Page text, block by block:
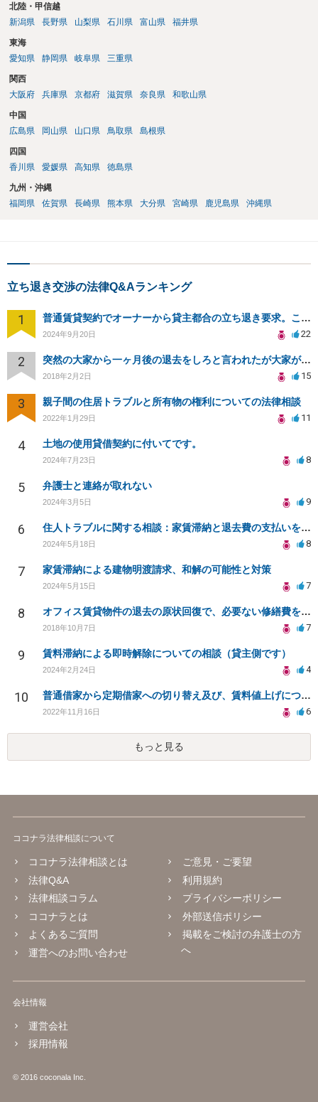
北陸・甲信越
新潟県
長野県 山梨県 石川県 富山県 福井県
東海
愛知県
静岡県 岐阜県 三重県
関西
大阪府
兵庫県 京都府 滋賀県 奈良県 和歌山県
中国
広島県
岡山県 山口県 鳥取県 島根県
四国
香川県
愛媛県 高知県 徳島県
九州・沖縄
福岡県
佐賀県 長崎県 熊本県 大分県 宮崎県 鹿児島県 沖縄県
立ち退き交渉の法律Q&Aランキング
1 普通賃貸契約でオーナーから貸主都合の立ち退き要求。このまま住み続けるには？
2024年9月20日 22
2 突然の大家から一ヶ月後の退去をしろと言われたが大家が損害請求に応じない
2018年2月2日 15
3 親子間の住居トラブルと所有物の権利についての法律相談
2022年1月29日 11
4 土地の使用貸借契約に付いてです。
2024年7月23日 8
5 弁護士と連絡が取れない
2024年3月5日 9
6 住人トラブルに関する相談：家賃滞納と退去費の支払いを拒否され、管理鍵の横領も発生
2024年5月18日 8
7 家賃滞納による建物明渡請求、和解の可能性と対策
2024年5月15日 7
8 オフィス賃貸物件の退去の原状回復で、必要ない修繕費を請求されている
2018年10月7日 7
9 賃料滞納による即時解除についての相談（貸主側です）
2024年2月24日 4
10 普通借家から定期借家への切り替え及び、賃料値上げについて
2022年11月16日 6
もっと見る
ココナラ法律相談について
ココナラ法律相談とは
法律Q&A
法律相談コラム
ココナラとは
よくあるご質問
運営へのお問い合わせ
ご意見・ご要望
利用規約
プライバシーポリシー
外部送信ポリシー
掲載をご検討の弁護士の方
へ
会社情報
運営会社
採用情報
© 2016 coconala Inc.